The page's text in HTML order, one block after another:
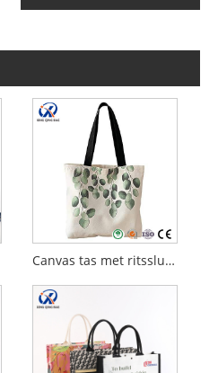
Canvas tas met ritssluiting